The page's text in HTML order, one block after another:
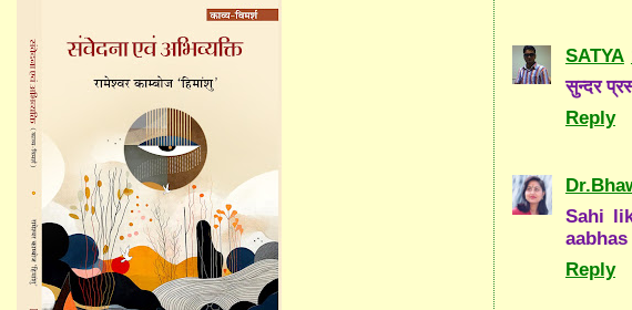
SATYA
सुन्दर
Reply
Sahi
Reply